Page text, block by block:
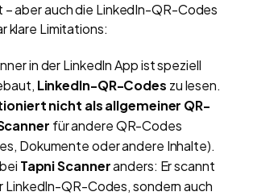
– aber auch die LinkedIn-QR-Codes
klare Limitations:
in der LinkedIn App ist speziell
LinkedIn-QR-Codes zu lesen.
nicht als allgemeiner QR-
für andere QR-Codes
Dokumente oder andere Inhalte).
Tapni Scanneranders: Er scannt
LinkedIn-QR-Codes, sondern auch